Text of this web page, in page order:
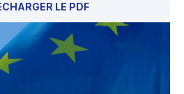
LE PDF